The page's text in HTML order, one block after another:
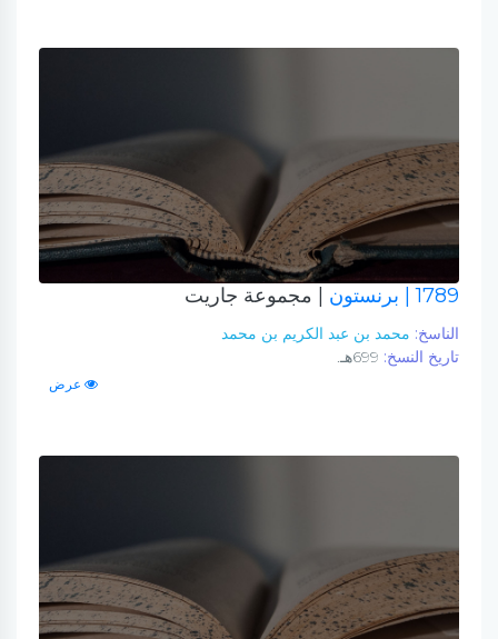
1789 | برنستون | مجموعة جاريت
الناسخ: محمد بن عبد الكريم بن محمد
تاريخ النسخ:
عرض